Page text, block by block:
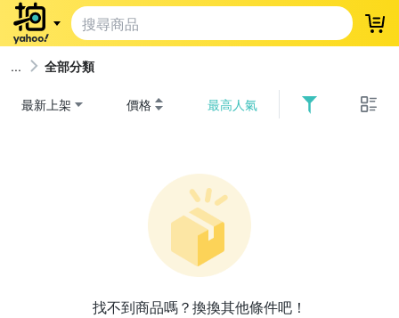
登
全部分類
最新上架 價格 最高人氣
找不到商品嗎？換換其他條件吧！